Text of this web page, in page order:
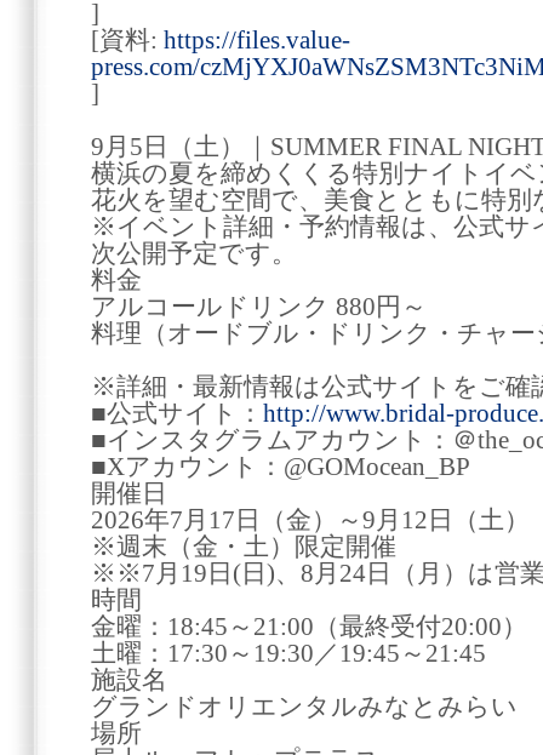
]
[資料: https://files.value-
press.com/
]
9月5日（土）｜SUMMER FINAL
横浜の夏を締めくくる特別ナイトイ
花火を望む空間で、美食とともに特
※イベント詳細・予約情報は、公式サ
次公開予定です。
料金
アルコールドリンク 880円～
料理（オードブル・ドリンク・チャー
※詳細・最新情報は公式サイトをご確
■公式サイト： http://www.bridal-
■インスタグラムアカウント：＠
■Xアカウント：@GOMocean_BP
開催日
2026年7月17日（金）～9月12日（土）
※週末（金・土）限定開催
※※7月19日(日)、8月24日（月）は営
時間
金曜：18:45～21:00（最終受付20:00）
土曜：17:30～19:30／19:45～21:45
施設名
グランドオリエンタルみなとみらい
場所